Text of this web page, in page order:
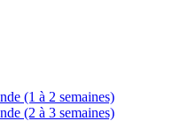
(1 à 2 semaines)
(2 à 3 semaines)